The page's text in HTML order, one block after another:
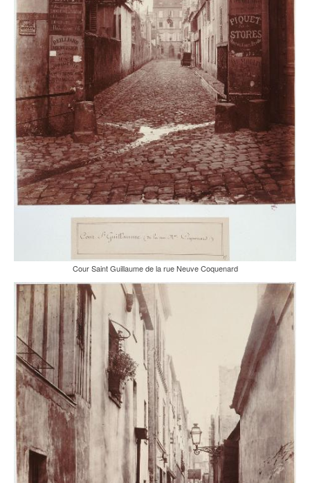
Cour Saint Guillaume de la rue Neuve Coquenard